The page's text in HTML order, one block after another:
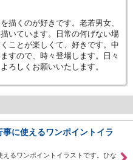
描くのが好きです。老若男女、
いています。日常の何げない場
ことが楽しくて、好きです。中
すので、時々登場します。日々
ろしくお願いいたします。
事に使えるワンポイントイラ
えるワンポイントイラストです。ひな